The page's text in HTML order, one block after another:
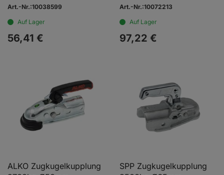
Ø12/12mm
Art.-Nr.:10038599
Auf Lager
56,41 €
Art.-Nr.:10072213
Auf Lager
97,22 €
ALKO Zugkugelkupplung
SPP Zugkugelkupplung